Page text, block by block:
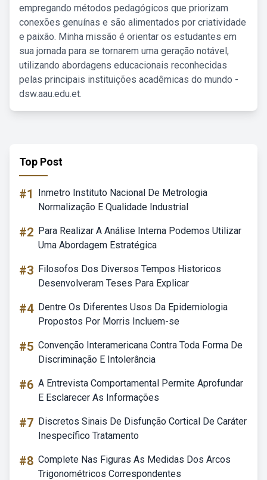
empregando métodos pedagógicos que priorizam
conexões genuínas e são alimentados por criatividade
e paixão. Minha missão é orientar os estudantes em
sua jornada para se tornarem uma geração notável,
utilizando abordagens educacionais reconhecidas
pelas principais instituições acadêmicas do mundo -
dsw.aau.edu.et.
Top Post
#1
Inmetro Instituto Nacional De Metrologia
Normalização E Qualidade Industrial
#2 Para Realizar A Análise Interna Podemos Utilizar
Uma Abordagem Estratégica
#3 Filosofos Dos Diversos Tempos Historicos
Desenvolveram Teses Para Explicar
#4 Dentre Os Diferentes Usos Da Epidemiologia
Propostos Por Morris Incluem-se
#5 Convenção Interamericana Contra Toda Forma De
Discriminação E Intolerância
#6 A Entrevista Comportamental Permite Aprofundar
E Esclarecer As Informações
#7 Discretos Sinais De Disfunção Cortical De Caráter
Inespecífico Tratamento
#8 Complete Nas Figuras As Medidas Dos Arcos
Trigonométricos Correspondentes